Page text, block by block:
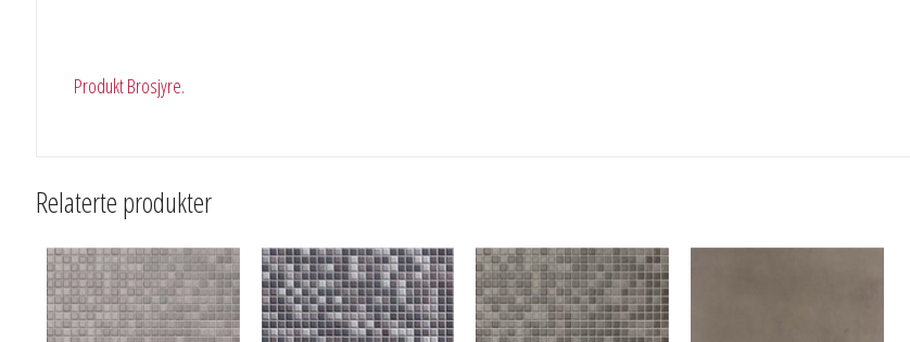
Produkt Brosjyre.
Relaterte produkter